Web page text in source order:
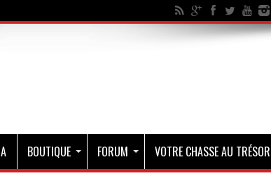
BOUTIQUE FORUM VOTRE CHASSE AU TRÉSOR